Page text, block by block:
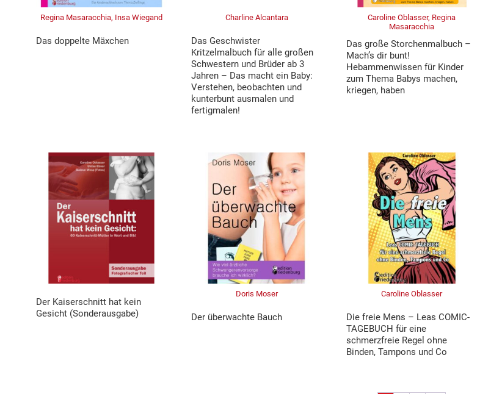
Regina Masaracchia, Insa Wiegand
Das doppelte Mäxchen
Charline Alcantara
Das Geschwister
Kritzelmalbuch für alle großen
Schwestern und Brüder ab 3
Jahren – Das macht ein Baby:
Verstehen, beobachten und
kunterbunt ausmalen und
fertigmalen!
Caroline Oblasser, Regina
Masaracchia
Das große Storchenmalbuch –
Mach’s dir bunt!
Hebammenwissen für Kinder
zum Thema Babys machen,
kriegen, haben
Der Kaiserschnitt hat kein
Gesicht (Sonderausgabe)
Doris Moser
Der überwachte Bauch
Caroline Oblasser
Die freie Mens – Leas COMIC-
TAGEBUCH für eine
schmerzfreie Regel ohne
Binden, Tampons und Co